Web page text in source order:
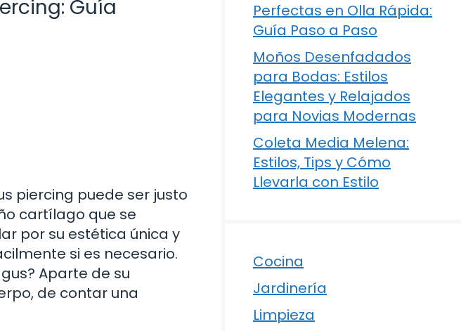
Guía
piercing puede ser justo
cartílago que se
por su estética única y
si es necesario.
Aparte de su
de contar una
Perfectas en Olla Rápida:
Guía Paso a Paso
Moños Desenfadados
para Bodas: Estilos
Elegantes y Relajados
para Novias Modernas
Coleta Media Melena:
Estilos, Tips y Cómo
Llevarla con Estilo
Cocina
Jardinería
Limpieza